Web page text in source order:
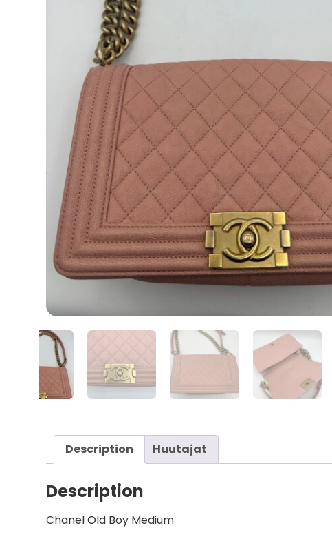
Description Huutajat
Description
Chanel Old Boy Medium